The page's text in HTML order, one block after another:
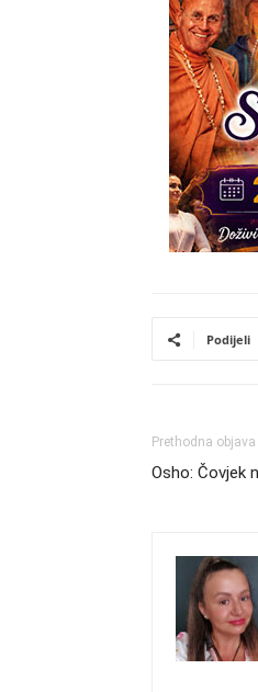
Podijeli
Prethodna objava
Osho: Čovjek